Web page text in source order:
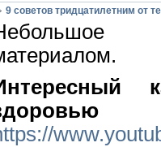
9 советов тридцатилетним от